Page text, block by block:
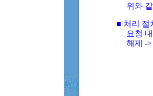
위와
■ 처리 절
요청
해제 -